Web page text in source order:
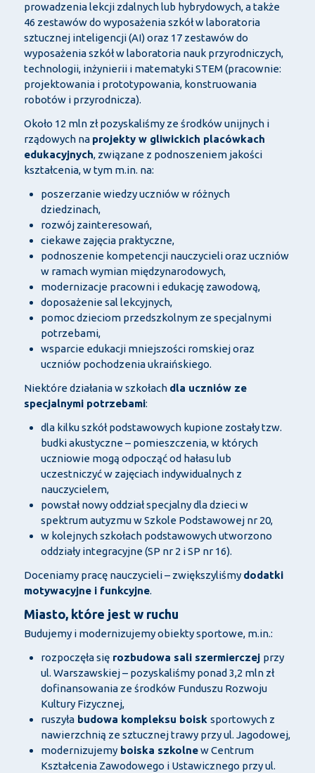
prowadzenia lekcji zdalnych lub hybrydowych, a także
46 zestawów do wyposażenia szkół w laboratoria
sztucznej inteligencji (AI) oraz 17 zestawów do
wyposażenia szkół w laboratoria nauk przyrodniczych,
technologii, inżynierii i matematyki STEM (pracownie:
projektowania i prototypowania, konstruowania
robotów i przyrodnicza).
Około 12 mln zł pozyskaliśmy ze środków unijnych i
rządowych na projekty w gliwickich placówkach
edukacyjnych, związane z podnoszeniem jakości
kształcenia, w tym m.in. na:
poszerzanie wiedzy uczniów w różnych
dziedzinach,
rozwój zainteresowań,
ciekawe zajęcia praktyczne,
podnoszenie kompetencji nauczycieli oraz uczniów
w ramach wymian międzynarodowych,
modernizacje pracowni i edukację zawodową,
doposażenie sal lekcyjnych,
pomoc dzieciom przedszkolnym ze specjalnymi
potrzebami,
wsparcie edukacji mniejszości romskiej oraz
uczniów pochodzenia ukraińskiego.
Niektóre działania w szkołach dla uczniów ze
specjalnymi potrzebami:
dla kilku szkół podstawowych kupione zostały tzw.
budki akustyczne – pomieszczenia, w których
uczniowie mogą odpocząć od hałasu lub
uczestniczyć w zajęciach indywidualnych z
nauczycielem,
powstał nowy oddział specjalny dla dzieci w
spektrum autyzmu w Szkole Podstawowej nr 20,
w kolejnych szkołach podstawowych utworzono
oddziały integracyjne (SP nr 2 i SP nr 16).
Doceniamy pracę nauczycieli – zwiększyliśmy dodatki
motywacyjne i funkcyjne.
Miasto, które jest w ruchu
Budujemy i modernizujemy obiekty sportowe, m.in.:
rozpoczęła sięrozbudowa sali szermierczej przy
ul. Warszawskiej – pozyskaliśmy ponad 3,2 mln zł
dofinansowania ze środków Funduszu Rozwoju
Kultury Fizycznej,
ruszyłabudowa kompleksu boisk sportowych z
nawierzchnią ze sztucznej trawy przy ul. Jagodowej,
modernizujemyboiska szkolnew Centrum
Kształcenia Zawodowego i Ustawicznego przy ul.